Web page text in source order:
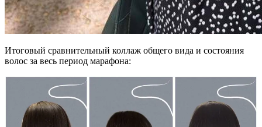
Итоговый сравнительный коллаж общего вида и состояния
волос за весь период марафона: